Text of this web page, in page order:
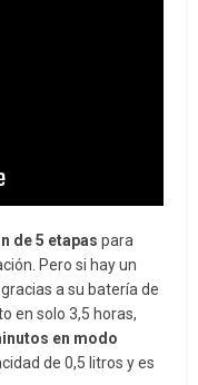
de 5 etapas para
Pero si hay un
a su batería de
en solo 3,5 horas,
en modo
de 0,5 litros y es